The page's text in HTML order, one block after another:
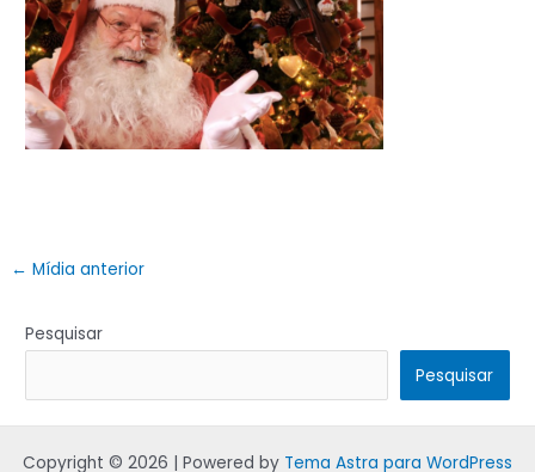
← Mídia anterior
Pesquisar
Pesquisar
Copyright © 2026 | Powered by Tema Astra para WordPress